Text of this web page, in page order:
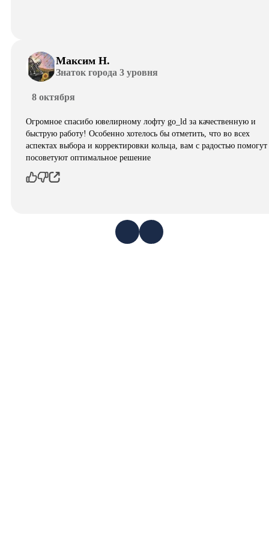
Максим Н.
Знаток города 3 уровня
8 октября
Огромное спасибо ювелирному лофту go_ld за качественную и
быструю работу! Особенно хотелось бы отметить, что во всех
аспектах выбора и корректировки кольца, вам с радостью
посоветуют оптимальное решение